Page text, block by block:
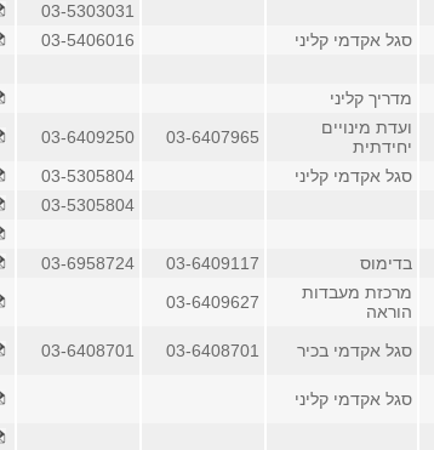
03-5303031
סגל אקדמי קליני
03-5406016
מדריך קליני
ועדת מינויים
יחידתית
03-6407965
03-6409250
סגל אקדמי קליני
03-5305804
03-5305804
בדימוס 03-6409117
03-6958724
מרכזת מעבדות
הוראה
03-6409627
סגל אקדמי בכיר 03-6408701
03-6408701
סגל אקדמי קליני